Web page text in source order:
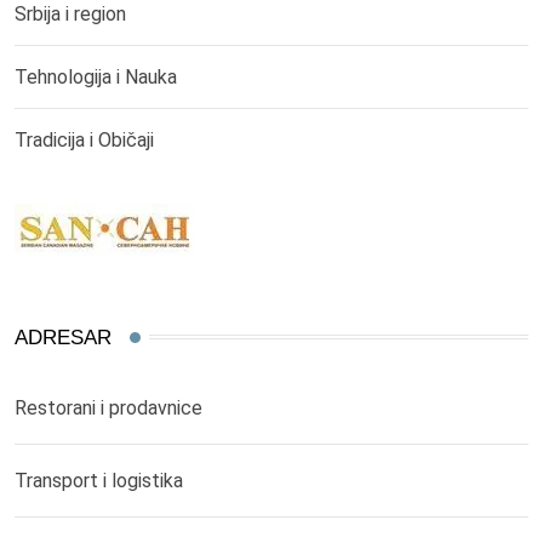
Srbija i region
Tehnologija i Nauka
Tradicija i Običaji
ADRESAR
Restorani i prodavnice
Transport i logistika